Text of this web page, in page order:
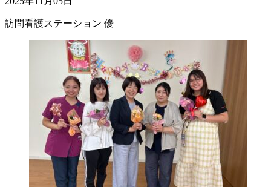
訪問看護ステーション 優